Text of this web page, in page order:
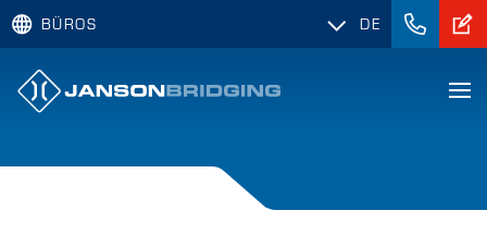
BÜROS DE